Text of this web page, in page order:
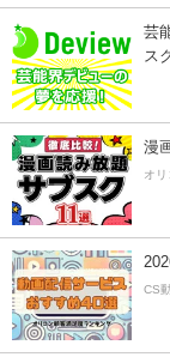
芸
ス
漫
オ
CS